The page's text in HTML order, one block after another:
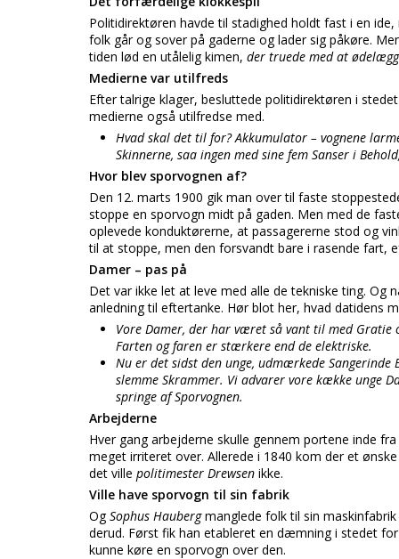
Politidirektøren havde til stadighed holdt fast i en
folk går og sover på gaderne og lader sig påkøre.
tiden lød en utålelig kimen, der truede med at
Medierne var utilfreds
Efter talrige klager, besluttede politidirektøren i
medierne også utilfredse med.
Hvad skal det til for? Akkumulator – vognene
Skinnerne, saa ingen med sine fem Sanser i
Hvor blev sporvognen af?
Den 12. marts 1900 gik man over til faste
stoppe en sporvogn midt på gaden. Men med de
oplevede konduktørerne, at passagererne stod og
til at stoppe, men den forsvandt bare i rasende fart,
Damer – pas på
Det var ikke let at leve med alle de tekniske ting. Og
anledning til eftertanke. Hør blot her, hvad datidens
Vore Damer, der har været så vant til med Gratie
Farten og faren er stærkere end de elektriske.
Nu er det sidst den unge, udmærkede
slemme Skrammer. Vi advarer vore kække unge
springe af Sporvognen.
Arbejderne
Hver gang arbejderne skulle gennem portene inde
meget irriteret over. Allerede i 1840 kom der et
det ville politimester Drewsen ikke.
Ville have sporvogn til sin fabrik
OgSophus Haubergmanglede folk til sin
derud. Først fik han etableret en dæmning i stedet
kunne køre en sporvogn over den.